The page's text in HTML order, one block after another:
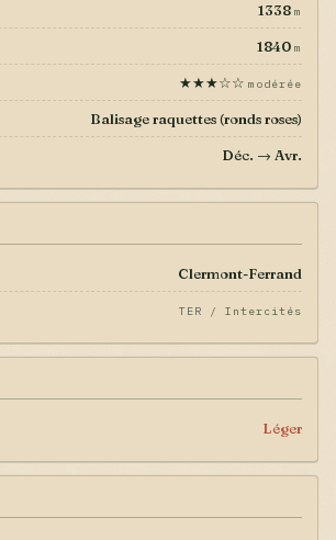
1338 m
1840 m
★★★☆☆ modérée
Balisage raquettes (ronds roses)
Déc. → Avr.
Clermont-Ferrand
TER / Intercités
Léger